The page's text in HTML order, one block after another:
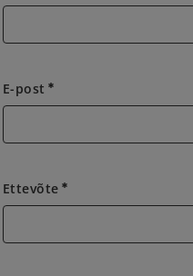
E-post emergency
Ettevõte emergency